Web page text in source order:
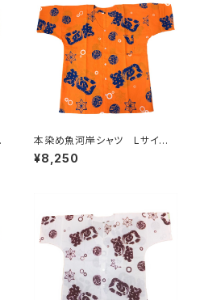
本染め魚河岸シャツ Lサイ
ズ 認定証付き 木綿晒 涼麻
柄 オレンジ 日本製 注染そ
¥8,250